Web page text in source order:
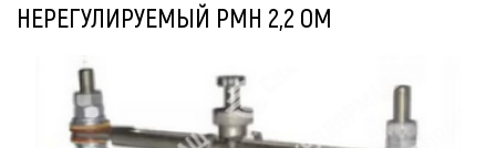
НЕРЕГУЛИРУЕМЫЙ РМН 2,2 ОМ